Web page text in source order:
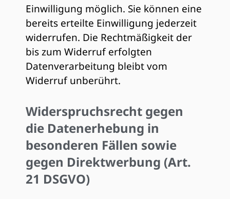
Einwilligung möglich. Sie können eine
bereits erteilte Einwilligung jederzeit
widerrufen. Die Rechtmäßigkeit der
bis zum Widerruf erfolgten
Datenverarbeitung bleibt vom
Widerruf unberührt.
Widerspruchsrecht gegen
die Datenerhebung in
besonderen Fällen sowie
gegen Direktwerbung (Art.
21 DSGVO)